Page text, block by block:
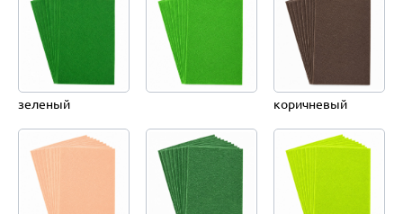
зеленый коричневый